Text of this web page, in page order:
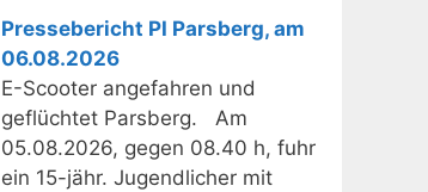
Pressebericht PI Parsberg, am
06.08.2026
E-Scooter angefahren und
geflüchtet Parsberg. Am
05.08.2026, gegen 08.40 h, fuhr
ein 15-jähr. Jugendlicher mit